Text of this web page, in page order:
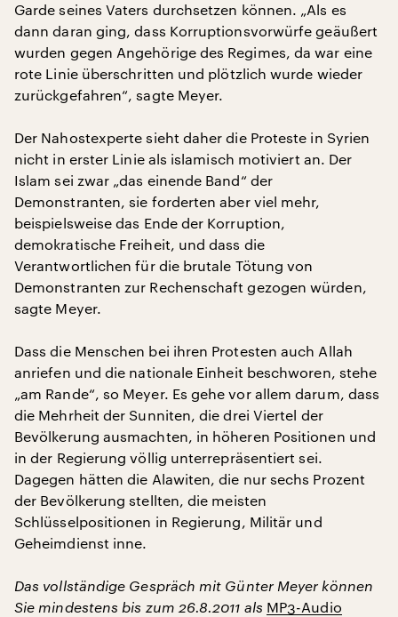
Garde seines Vaters durchsetzen können. „Als es
dann daran ging, dass Korruptionsvorwürfe geäußert
wurden gegen Angehörige des Regimes, da war eine
rote Linie überschritten und plötzlich wurde wieder
zurückgefahren“, sagte Meyer.
Der Nahostexperte sieht daher die Proteste in Syrien
nicht in erster Linie als islamisch motiviert an. Der
Islam sei zwar „das einende Band“ der
Demonstranten, sie forderten aber viel mehr,
beispielsweise das Ende der Korruption,
demokratische Freiheit, und dass die
Verantwortlichen für die brutale Tötung von
Demonstranten zur Rechenschaft gezogen würden,
sagte Meyer.
Dass die Menschen bei ihren Protesten auch Allah
anriefen und die nationale Einheit beschworen, stehe
„am Rande“, so Meyer. Es gehe vor allem darum, dass
die Mehrheit der Sunniten, die drei Viertel der
Bevölkerung ausmachten, in höheren Positionen und
in der Regierung völlig unterrepräsentiert sei.
Dagegen hätten die Alawiten, die nur sechs Prozent
der Bevölkerung stellten, die meisten
Schlüsselpositionen in Regierung, Militär und
Geheimdienst inne.
Das vollständige Gespräch mit Günter Meyer können
Sie mindestens bis zum 26.8.2011 als MP3-Audio